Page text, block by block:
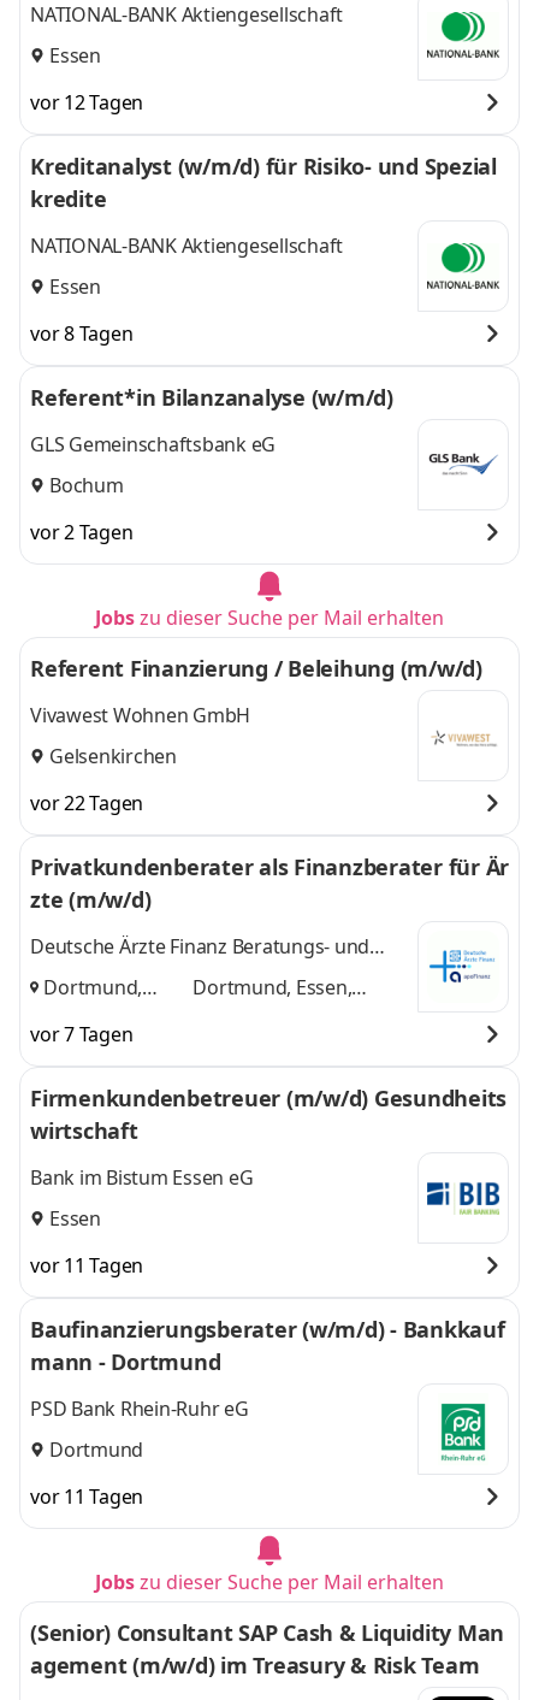
NATIONAL-BANK Aktiengesellschaft
Essen
vor 12 Tagen
Kreditanalyst (w/m/d) für Risiko- und Spezial
kredite
NATIONAL-BANK Aktiengesellschaft
Essen
vor 8 Tagen
Referent*in Bilanzanalyse (w/m/d)
GLS Gemeinschaftsbank eG
Bochum
vor 2 Tagen
Jobszu dieser Suche per Mail erhalten
Referent Finanzierung / Beleihung (m/w/d)
Vivawest Wohnen GmbH
Gelsenkirchen
vor 22 Tagen
Privatkundenberater als Finanzberater für Är
zte (m/w/d)
Deutsche Ärzte Finanz Beratungs- und
Vermittlungs AG
Dortmund,
Dortmund, Essen,
vor 7 Tagen
Firmenkundenbetreuer (m/w/d) Gesundheits
wirtschaft
Bank im Bistum Essen eG
Essen
vor 11 Tagen
Baufinanzierungsberater (w/m/d) - Bankkauf
mann - Dortmund
PSD Bank Rhein-Ruhr eG
Dortmund
vor 11 Tagen
Jobszu dieser Suche per Mail erhalten
(Senior) Consultant SAP Cash & Liquidity Man
agement (m/w/d) im Treasury & Risk Team